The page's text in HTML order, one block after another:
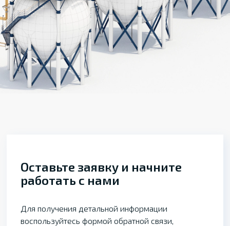
Оставьте заявку и начните
работать с нами
Для получения детальной информации
воспользуйтесь формой обратной связи,